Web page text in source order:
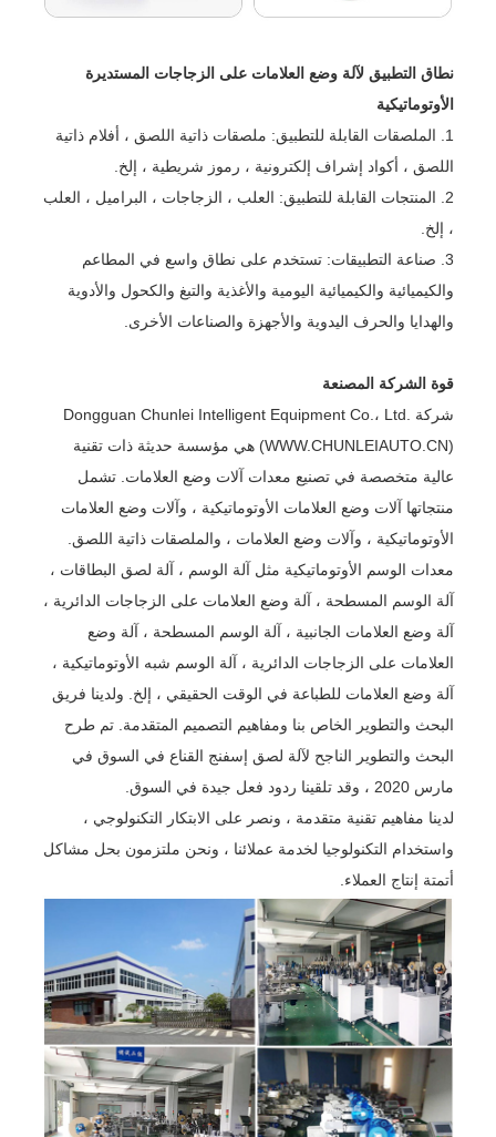
نطاق التطبيق لآلة وضع العلامات على الزجاجات المستديرة
الأوتوماتيكية
1. الملصقات القابلة للتطبيق: ملصقات ذاتية اللصق ، أفلام ذاتية
اللصق ، أكواد إشراف إلكترونية ، رموز شريطية ، إلخ.
2. المنتجات القابلة للتطبيق: العلب ، الزجاجات ، البراميل ، العلب
، إلخ.
3. صناعة التطبيقات: تستخدم على نطاق واسع في المطاعم
والكيميائية والكيميائية اليومية والأغذية والتبغ والكحول والأدوية
والهدايا والحرف اليدوية والأجهزة والصناعات الأخرى.
قوة الشركة المصنعة
شركة Dongguan Chunlei Intelligent Equipment Co.، Ltd.
(WWW.CHUNLEIAUTO.CN) هي مؤسسة حديثة ذات تقنية
عالية متخصصة في تصنيع معدات آلات وضع العلامات. تشمل
منتجاتها آلات وضع العلامات الأوتوماتيكية ، وآلات وضع العلامات
الأوتوماتيكية ، وآلات وضع العلامات ، والملصقات ذاتية اللصق.
معدات الوسم الأوتوماتيكية مثل آلة الوسم ، آلة لصق البطاقات ،
آلة الوسم المسطحة ، آلة وضع العلامات على الزجاجات الدائرية ،
آلة وضع العلامات الجانبية ، آلة الوسم المسطحة ، آلة وضع
العلامات على الزجاجات الدائرية ، آلة الوسم شبه الأوتوماتيكية ،
آلة وضع العلامات للطباعة في الوقت الحقيقي ، إلخ. ولدينا فريق
البحث والتطوير الخاص بنا ومفاهيم التصميم المتقدمة. تم طرح
البحث والتطوير الناجح لآلة لصق إسفنج القناع في السوق في
مارس 2020 ، وقد تلقينا ردود فعل جيدة في السوق.
لدينا مفاهيم تقنية متقدمة ، ونصر على الابتكار التكنولوجي ،
واستخدام التكنولوجيا لخدمة عملائنا ، ونحن ملتزمون بحل مشاكل
أتمتة إنتاج العملاء.